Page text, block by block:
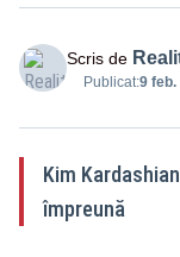
Scris de
Publicat:9 feb.
Kim
împreună